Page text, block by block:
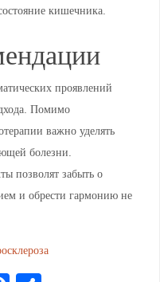
кишечника.
проявлений
Помимо
важно уделять
болезни.
позволят забыть о
и обрести гармонию не